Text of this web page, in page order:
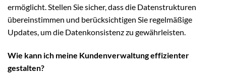
ermöglicht. Stellen Sie sicher, dass die Datenstrukturen
übereinstimmen und berücksichtigen Sie regelmäßige
Updates, um die Datenkonsistenz zu gewährleisten.
Wie kann ich meine Kundenverwaltung effizienter
gestalten?